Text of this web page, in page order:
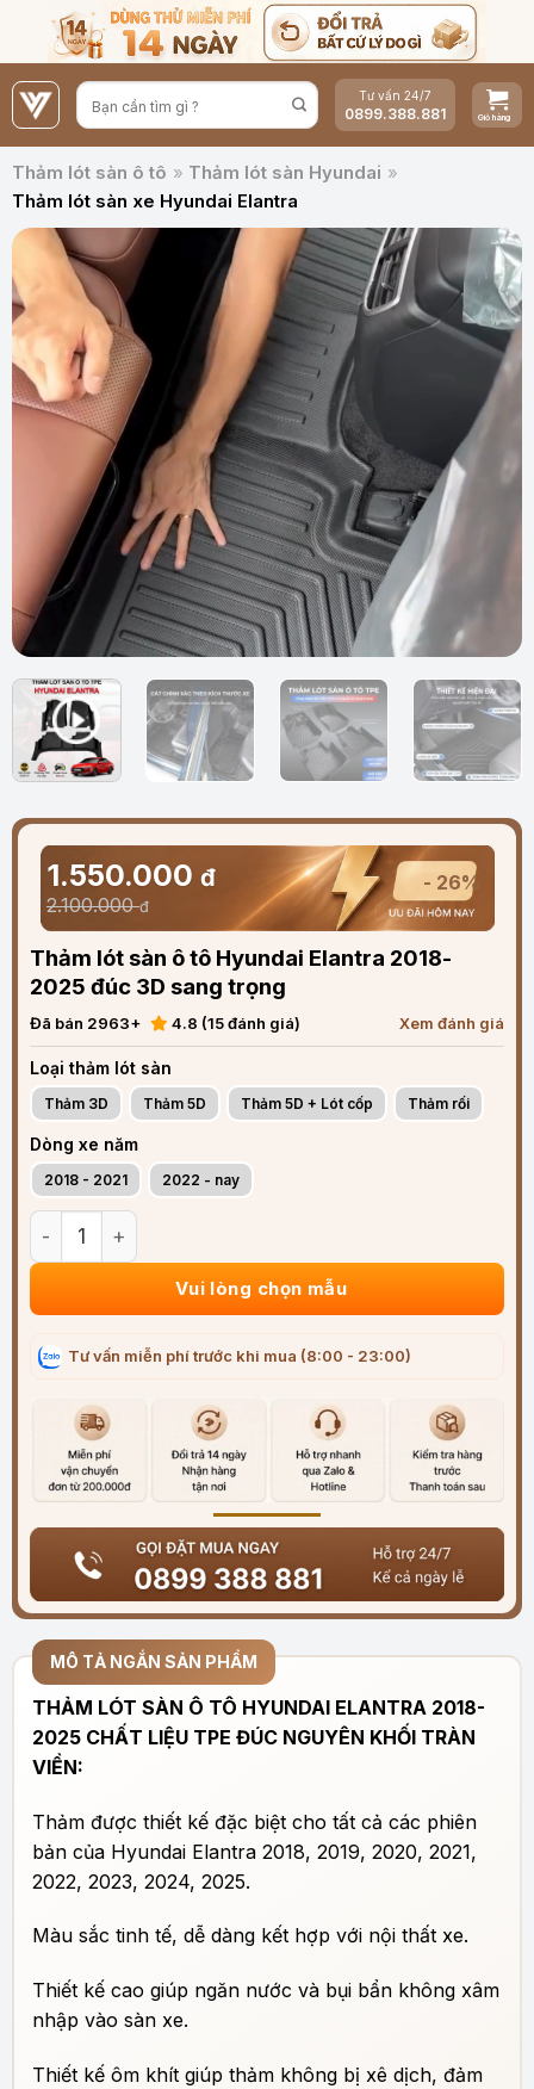
nội
dung
Tư vấn 24/7
0899.388.881
Thảm lót sàn ô tô » Thảm lót sàn Hyundai »
Thảm lót sàn xe Hyundai Elantra
1.550.000 đ
2.100.000đ
- 26%
Thảm lót sàn ô tô Hyundai Elantra 2018-
2025 đúc 3D sang trọng
Đã bán 2963+ 4.8 (15 đánh giá) Xem đánh giá
Loại thảm lót sàn
Thảm 3D Thảm 5D Thảm 5D + Lót cốp Thảm rối
Dòng xe năm
2018 - 2021 2022 - nay
Thảm lót sàn ô tô Hyundai Elantra 2018-2025 đúc 3D sang
Vui lòng chọn mẫu
Tư vấn miễn phí trước khi mua (8:00 - 23:00)
MÔ TẢ NGẮN SẢN PHẨM
THẢM LÓT SÀN Ô TÔ HYUNDAI ELANTRA 2018-
2025 CHẤT LIỆU TPE ĐÚC NGUYÊN KHỐI TRÀN
VIỀN:
Thảm được thiết kế đặc biệt cho tất cả các phiên
bản của Hyundai Elantra 2018, 2019, 2020, 2021,
2022, 2023, 2024, 2025.
Màu sắc tinh tế, dễ dàng kết hợp với nội thất xe.
Thiết kế cao giúp ngăn nước và bụi bẩn không xâm
nhập vào sàn xe.
Thiết kế ôm khít giúp thảm không bị xê dịch, đảm